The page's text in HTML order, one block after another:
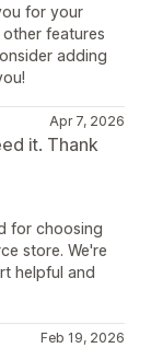
for your
features
adding
Apr 7, 2026
it. Thank
for choosing
store. We're
helpful and
Feb 19, 2026